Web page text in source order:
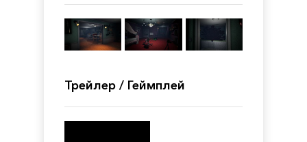
Трейлер / Геймплей